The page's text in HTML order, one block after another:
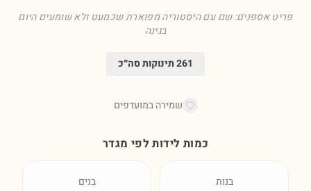
פריט אספנים: שם עם היסטוריה מפוארת שכמעט ולא שומעים היום
בגינה
261תינוקות סה״כ
שמירה במועדפים
כמות לידות לפי מגדר
בנות בנים